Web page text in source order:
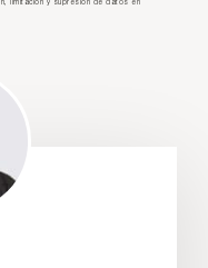
limitación y supresión de datos en